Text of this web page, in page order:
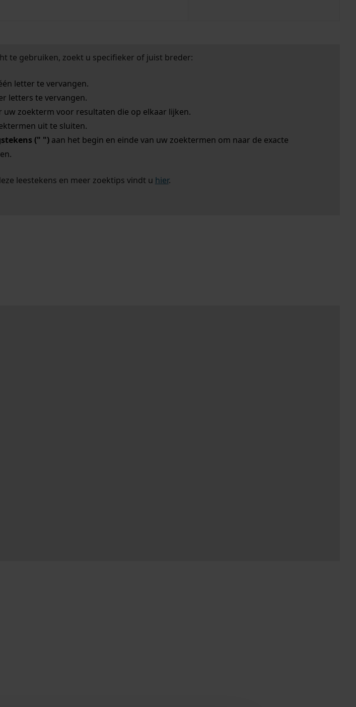
te gebruiken, zoekt u specifieker of juist breder:
letter te vervangen.
letters te vervangen.
zoekterm voor resultaten die op elkaar lijken.
uit te sluiten.
(" ")aan het begin en einde van uw zoektermen om naar de exacte
leestekens en meer zoektips vindt u hier.